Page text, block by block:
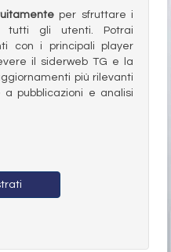
per sfruttare i
tutti gli utenti. Potrai
con i principali player
il siderweb TG e la
più rilevanti
pubblicazioni e analisi